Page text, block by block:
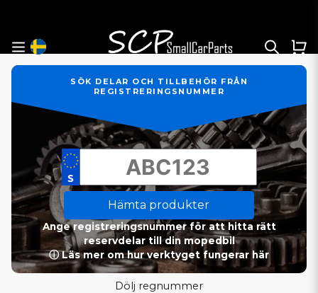
SÖK DELAR OCH TILLBEHÖR FRÅN
REGISTRERINGSNUMMER
Hämta produkter
Ange registreringsnummer för att hitta rätt
reservdelar till din mopedbil
ⓘ Läs mer om hur verktyget fungerar här
Dölj regnummer